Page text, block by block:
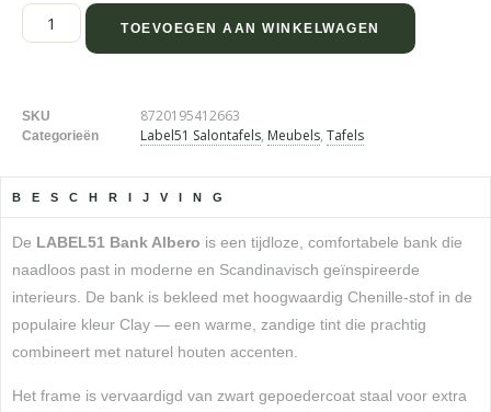
TOEVOEGEN AAN WINKELWAGEN
SKU 8720195412663
Categorieën Label51 Salontafels, Meubels, Tafels
BESCHRIJVING
De LABEL51 Bank Albero is een tijdloze, comfortabele bank die
naadloos past in moderne en Scandinavisch geïnspireerde
interieurs. De bank is bekleed met hoogwaardig Chenille-stof in de
populaire kleur Clay — een warme, zandige tint die prachtig
combineert met naturel houten accenten.
Het frame is vervaardigd van zwart gepoedercoat staal voor extra